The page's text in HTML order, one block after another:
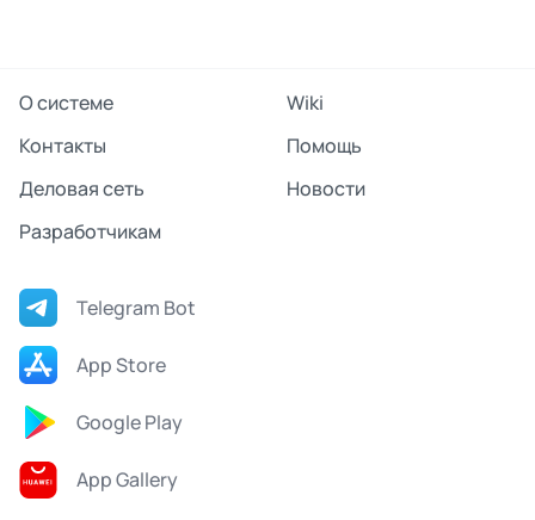
О системе
Wiki
Контакты
Помощь
Деловая сеть
Новости
Разработчикам
Telegram Bot
App Store
Google Play
App Gallery